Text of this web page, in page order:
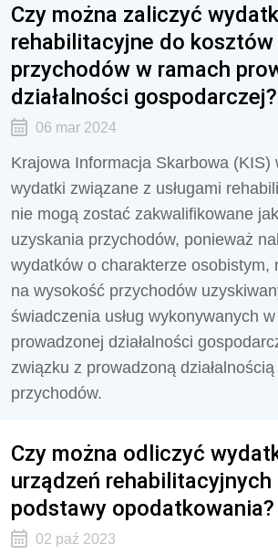
Czy można zaliczyć
rehabilitacyjne do kosztów
przychodów w ramach
działalności gospodarczej?
06 mar 2024
Krajowa Informacja Skarbowa (KIS)
wydatki związane z usługami
nie mogą zostać zakwalifikowane
uzyskania przychodów, ponieważ
wydatków o charakterze osobistym,
na wysokość przychodów
świadczenia usług wykonywanych
prowadzonej działalności
związku z prowadzoną działalnością
przychodów.
Czy można odliczyć
urządzeń rehabilitacyjnych
podstawy opodatkowania?
02 paź 2023